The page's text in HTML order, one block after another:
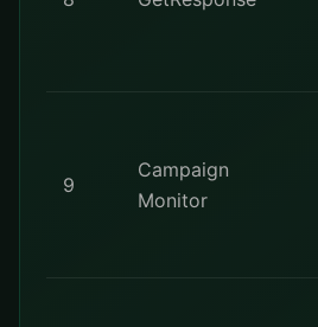
9
Campaign
Monitor